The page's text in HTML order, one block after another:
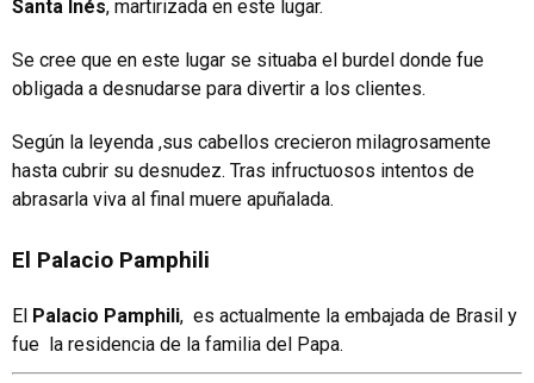
Santa Inés, martirizada en este lugar.
Se cree que en este lugar se situaba el burdel donde fue
obligada a desnudarse para divertir a los clientes.
Según la leyenda ,sus cabellos crecieron milagrosamente
hasta cubrir su desnudez. Tras infructuosos intentos de
abrasarla viva al final muere apuñalada.
El Palacio Pamphili
El Palacio Pamphili, es actualmente la embajada de Brasil y
fue la residencia de la familia del Papa.